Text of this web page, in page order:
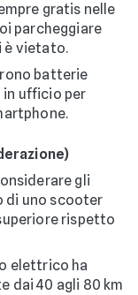
gratis nelle
parcheggiare
è vietato.
batterie
in ufficio per
gli
di uno scooter
rispetto
elettrico ha
dai 40 agli 80 km